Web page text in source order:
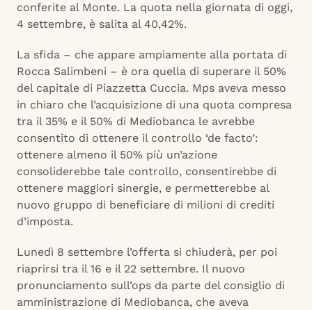
conferite al Monte. La quota nella giornata di oggi,
4 settembre, è salita al 40,42%.
La sfida – che appare ampiamente alla portata di
Rocca Salimbeni – è ora quella di superare il 50%
del capitale di Piazzetta Cuccia. Mps aveva messo
in chiaro che l’acquisizione di una quota compresa
tra il 35% e il 50% di Mediobanca le avrebbe
consentito di ottenere il controllo ‘de facto’:
ottenere almeno il 50% più un’azione
consoliderebbe tale controllo, consentirebbe di
ottenere maggiori sinergie, e permetterebbe al
nuovo gruppo di beneficiare di milioni di crediti
d’imposta.
Lunedì 8 settembre l’offerta si chiuderà, per poi
riaprirsi tra il 16 e il 22 settembre. Il nuovo
pronunciamento sull’ops da parte del consiglio di
amministrazione di Mediobanca, che aveva